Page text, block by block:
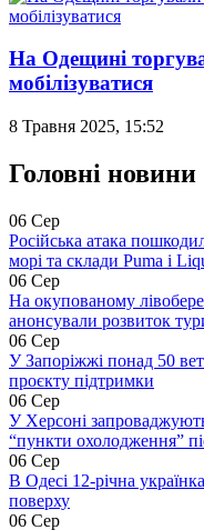
На Одещині
мобілізуватися
8 Травня 2025, 15:52
Головні новини
06 Сер
Російська атака
морі та склади Puma і
06 Сер
На окупованому
анонсували розвиток
06 Сер
У Запоріжжі понад 50
проєкту підтримки
06 Сер
У Херсоні
“пункти охолодження”
06 Сер
В Одесі 12-річна
поверху
06 Сер